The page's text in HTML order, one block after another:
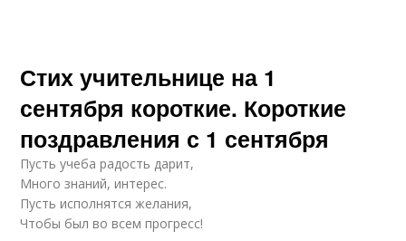
Стих учительнице на 1
сентября короткие. Короткие
поздравления с 1 сентября
Пусть учеба радость дарит,
Много знаний, интерес.
Пусть исполнятся желания,
Чтобы был во всем прогресс!